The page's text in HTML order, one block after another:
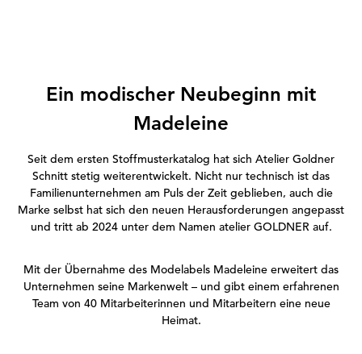
Ein modischer Neubeginn mit
Madeleine
Seit dem ersten Stoffmusterkatalog hat sich Atelier Goldner
Schnitt stetig weiterentwickelt. Nicht nur technisch ist das
Familienunternehmen am Puls der Zeit geblieben, auch die
Marke selbst hat sich den neuen Herausforderungen angepasst
und tritt ab 2024 unter dem Namen atelier GOLDNER auf.
Mit der Übernahme des Modelabels Madeleine erweitert das
Unternehmen seine Markenwelt – und gibt einem erfahrenen
Team von 40 Mitarbeiterinnen und Mitarbeitern eine neue
Heimat.